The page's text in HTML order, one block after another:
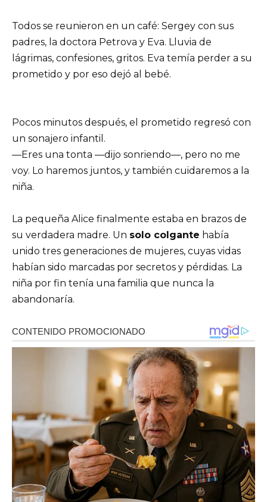
Todos se reunieron en un café: Sergey con sus
padres, la doctora Petrova y Eva. Lluvia de
lágrimas, confesiones, gritos. Eva temía perder a su
prometido y por eso dejó al bebé.
Pocos minutos después, el prometido regresó con
un sonajero infantil.
—Eres una tonta —dijo sonriendo—, pero no me
voy. Lo haremos juntos, y también cuidaremos a la
niña.
La pequeña Alice finalmente estaba en brazos de
su verdadera madre. Un solo colgante había
unido tres generaciones de mujeres, cuyas vidas
habían sido marcadas por secretos y pérdidas. La
niña por fin tenía una familia que nunca la
abandonaría.